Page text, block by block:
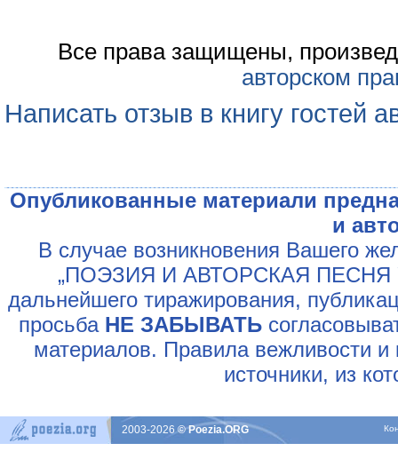
Все права защищены,
авторском
Написать отзыв в книгу гостей
Опубликованные материали
и
В случае возникновения Вашего
„ПОЭЗИЯ И АВТОРСКАЯ ПЕСНЯ
дальнейшего тиражирования,
просьба НЕ ЗАБЫВАТЬ
материалов. Правила вежливости и
источники, из
2003-2026© Poezia.ORG